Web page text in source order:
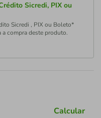
Sicredi, PIX ou
Sicredi , PIX ou Boleto*
compra deste produto.
Calcular